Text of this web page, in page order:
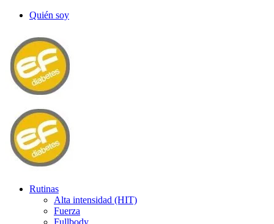
Quién soy
Rutinas
Alta intensidad (HIT)
Fuerza
Fullbody